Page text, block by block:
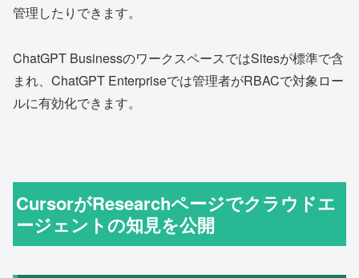
管理したりできます。
ChatGPT BusinessのワークスペースではSitesが標準で含
まれ、ChatGPT Enterpriseでは管理者がRBACで対象ロー
ルに有効化できます。
CursorがResearchページでクラウドエ
ージェントの知見を公開